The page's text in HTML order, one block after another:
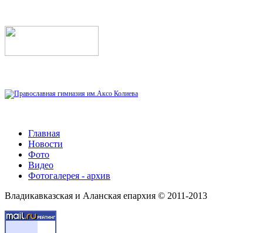
Главная
Новости
Фото
Видео
Фотогалерея - архив
Владикавказская и Аланская епархия © 2011-2013